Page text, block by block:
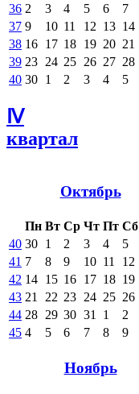
36 2 3 4 5 6 7
37 9 10 11 12 13 14
38 16 17 18 19 20 21
39 23 24 25 26 27 28
40 30 1 2 3 4 5
Ⅳ
квартал
Октябрь
Пн Вт Ср Чт Пт Сб
40 30 1 2 3 4 5
41 7 8 9 10 11 12
42 14 15 16 17 18 19
43 21 22 23 24 25 26
44 28 29 30 31 1 2
45 4 5 6 7 8 9
Ноябрь